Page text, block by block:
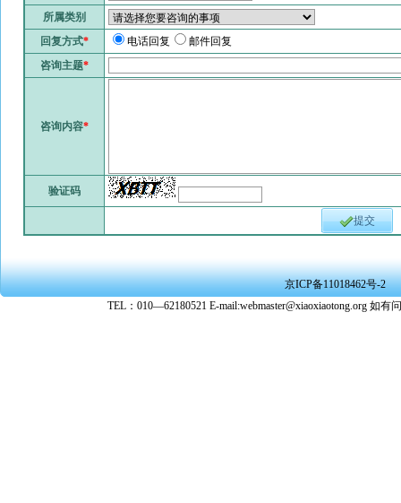
所属类别
回复方式* 电话回复
邮件回复
咨询主题*
咨询内容*
验证码
提交
京ICP备11018462号-2
TEL：010—62180521 E-mail:webmaster@xiaoxiaotong.org 如